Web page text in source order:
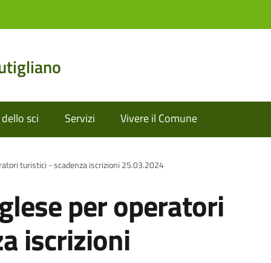
sci Servizi Vivere il Comune
turistici - scadenza iscrizioni 25.03.2024
per operatori
iscrizioni